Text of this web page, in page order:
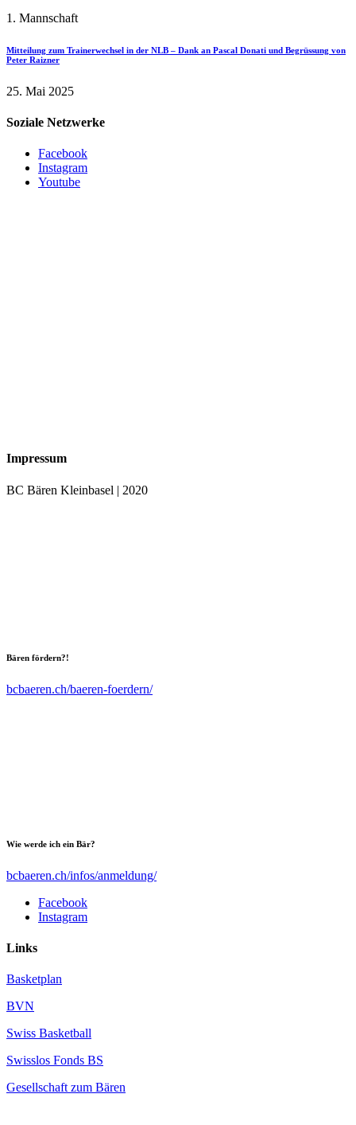
1. Mannschaft
Mitteilung zum Trainerwechsel in der NLB – Dank an Pascal Donati und Begrüssung von
Peter Raizner
25. Mai 2025
Soziale Netzwerke
Facebook
Instagram
Youtube
Impressum
BC Bären Kleinbasel | 2020
Bären fördern?!
bcbaeren.ch/baeren-foerdern/
Wie werde ich ein Bär?
bcbaeren.ch/infos/anmeldung/
Facebook
Instagram
Links
Basketplan
BVN
Swiss Basketball
Swisslos Fonds BS
Gesellschaft zum Bären